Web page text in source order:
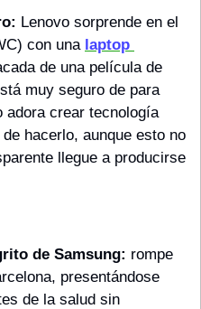
Lenovo sorprende en el
con una laptop
de una película de
muy seguro de para
adora crear tecnología
hacerlo, aunque esto no
llegue a producirse
de Samsung: rompe
presentándose
de la salud sin